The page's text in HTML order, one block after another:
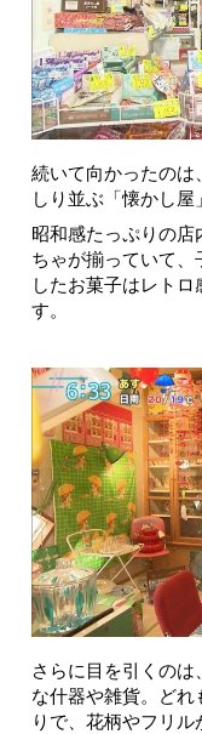
続いて向かったのは
しり並ぶ「懐かし屋
昭和感たっぷりの店
ちゃが揃っていて、
したお菓子はレト
す。
さらに目を引くの
な什器や雑貨。ど
りで、花柄やフリ